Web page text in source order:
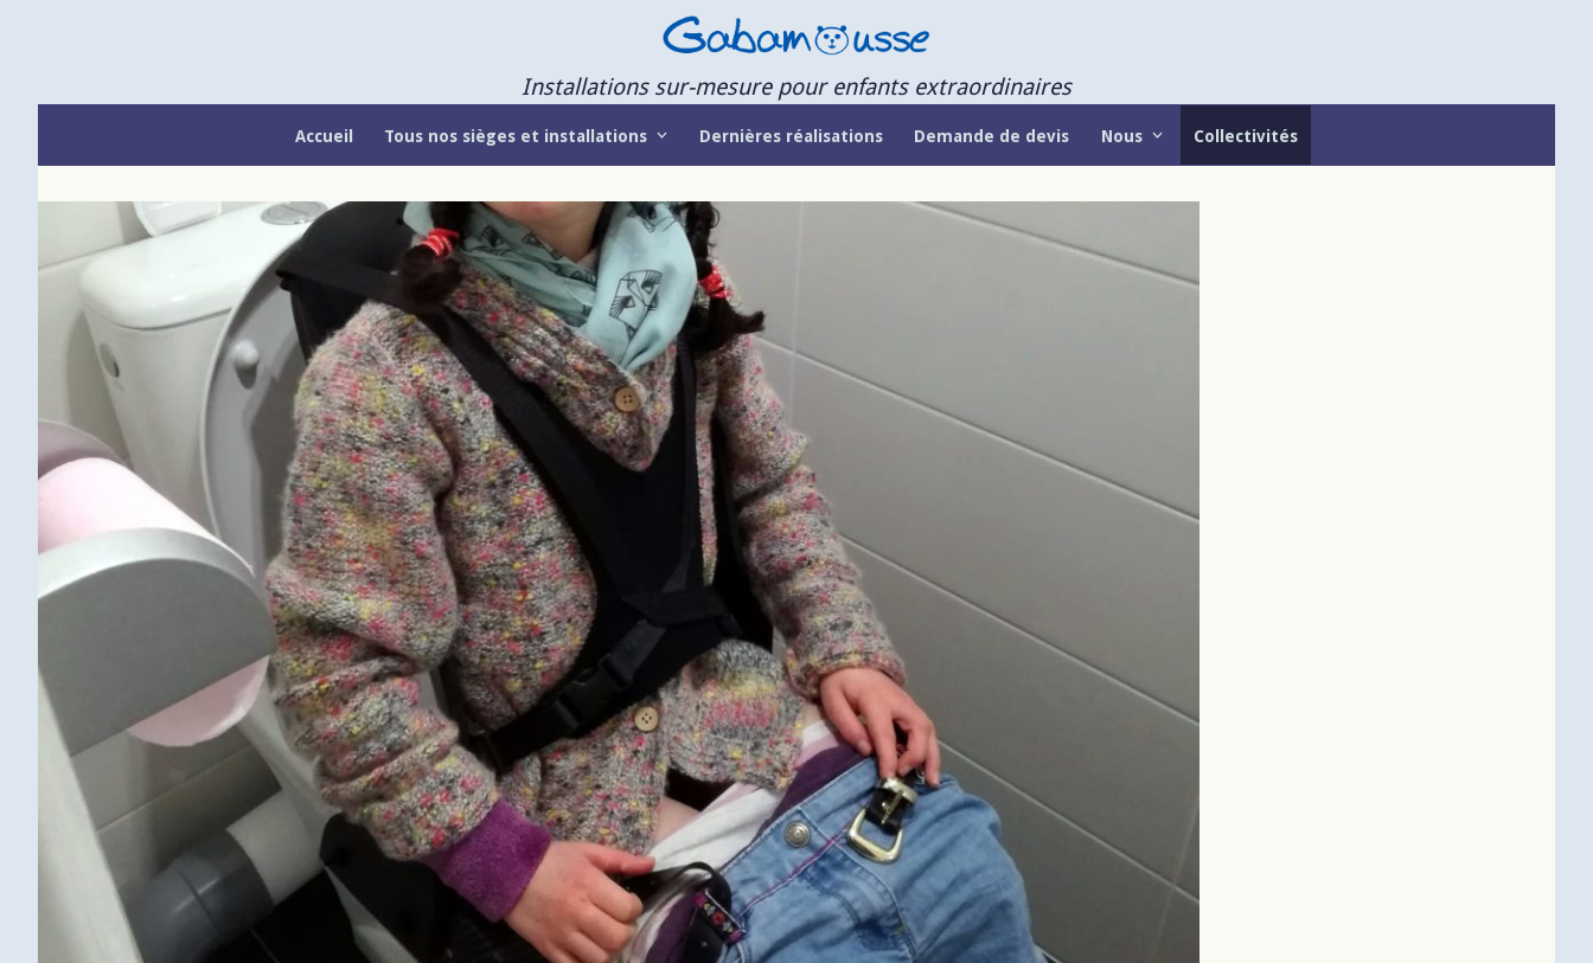
Installations sur-mesure pour enfants extraordinaires
Accueil Tous nos sièges et installations Dernières réalisations Demande de devis Nous Collectivités